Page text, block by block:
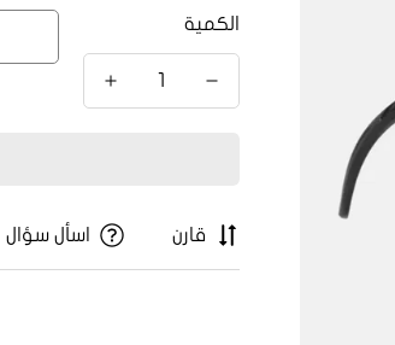
الكمية
قارن اسأل سؤال